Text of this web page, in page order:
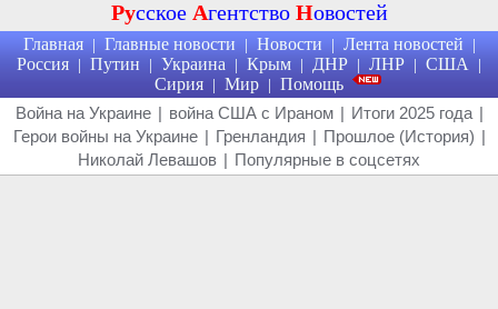
Русское Агентство Новостей
Главная | Главные новости | Новости | Лента новостей |
Россия | Путин | Украина | Крым | ДНР | ЛНР | США |
Сирия | Мир | Помощь
Война на Украине | война США с Ираном | Итоги 2025 года |
Герои войны на Украине | Гренландия | Прошлое (История) |
Николай Левашов | Популярные в соцсетях